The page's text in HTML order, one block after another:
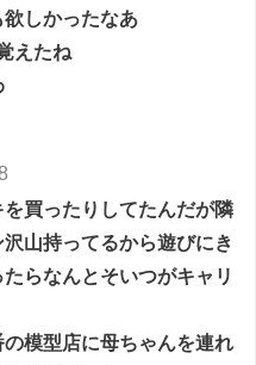
しかったなあ
えたね
買ったりしてたんだが隣
山持ってるから遊びにき
らなんとそいつがキャリ
模型店に母ちゃんを連れ